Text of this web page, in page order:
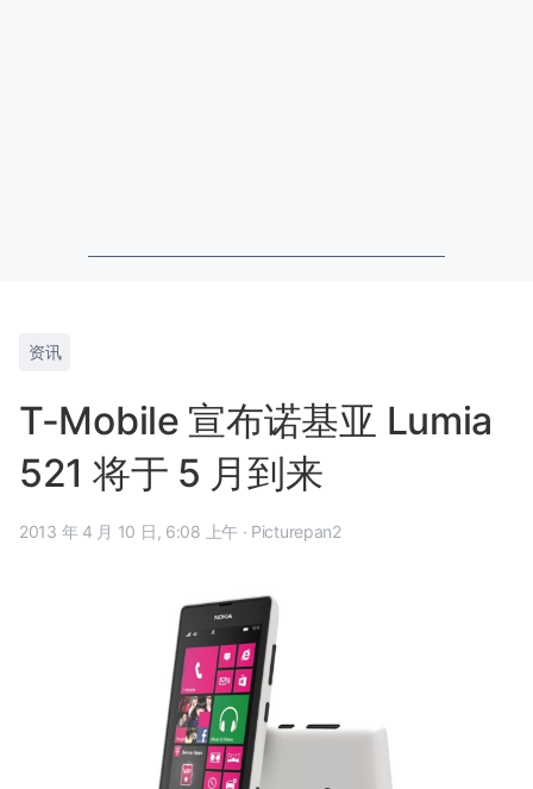
资讯
T-Mobile 宣布诺基亚 Lumia
521 将于 5 月到来
2013 年 4 月 10 日, 6:08 上午 · Picturepan2